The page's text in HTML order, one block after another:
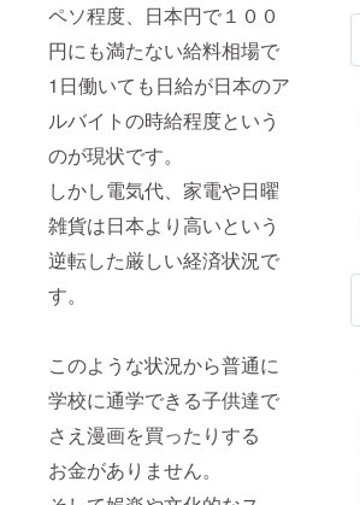
ペソ程度、日本円で１００
円にも満たない給料相場で
1日働いても日給が日本のア
ルバイトの時給程度という
のが現状です。
しかし電気代、家電や日曜
雑貨は日本より高いという
逆転した厳しい経済状況で
す。
このような状況から普通に
学校に通学できる子供達で
さえ漫画を買ったりする
お金がありません。